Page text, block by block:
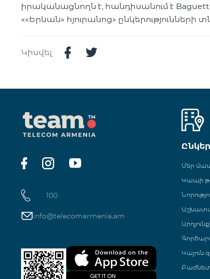
իրականացնողն է, հանդիսանում է
««Երևան» hյուրանոց»
Կիսվել
100
info@telecomarmenia.am
Մեր
Կապի
Կայուն